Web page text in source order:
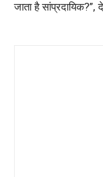
जाता है सांप्रदायिक?”,